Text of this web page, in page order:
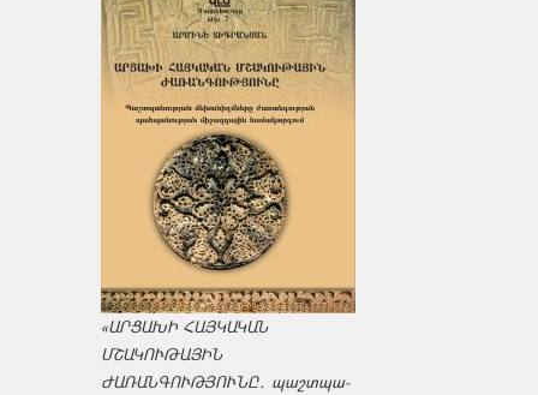
«ԱՐՑԱԽԻ ՀԱՅԿԱԿԱՆ
ՄՇԱԿՈՒԹԱՅԻՆ
ԺԱՌԱՆԳՈՒԹՅՈՒՆԸ․ պաշտպա­